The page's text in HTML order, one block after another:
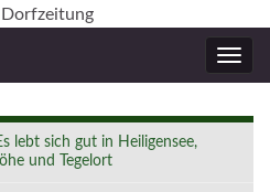
lebt sich gut in Heiligensee,
und Tegelort